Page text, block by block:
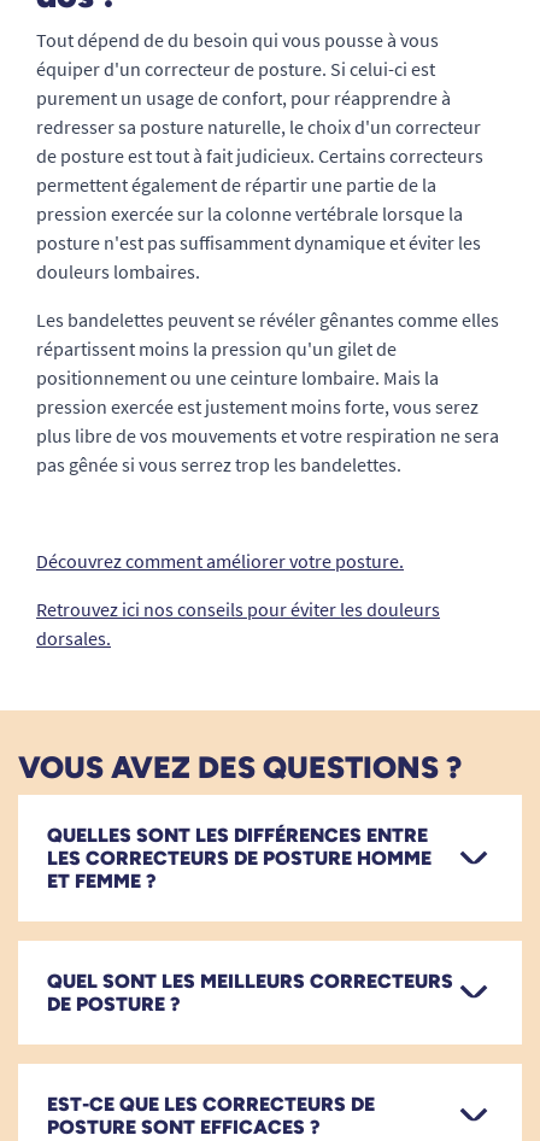
Tout dépend de du besoin qui vous pousse à vous
équiper d'un correcteur de posture. Si celui-ci est
purement un usage de confort, pour réapprendre à
redresser sa posture naturelle, le choix d'un correcteur
de posture est tout à fait judicieux. Certains correcteurs
permettent également de répartir une partie de la
pression exercée sur la colonne vertébrale lorsque la
posture n'est pas suffisamment dynamique et éviter les
douleurs lombaires.
Les bandelettes peuvent se révéler gênantes comme elles
répartissent moins la pression qu'un gilet de
positionnement ou une ceinture lombaire. Mais la
pression exercée est justement moins forte, vous serez
plus libre de vos mouvements et votre respiration ne sera
pas gênée si vous serrez trop les bandelettes.
Découvrez comment améliorer votre posture.
Retrouvez ici nos conseils pour éviter les douleurs
dorsales.
VOUS AVEZ DES QUESTIONS ?
QUELLES SONT LES DIFFÉRENCES ENTRE
LES CORRECTEURS DE POSTURE HOMME
ET FEMME ?
QUEL SONT LES MEILLEURS CORRECTEURS
DE POSTURE ?
EST-CE QUE LES CORRECTEURS DE
POSTURE SONT EFFICACES ?